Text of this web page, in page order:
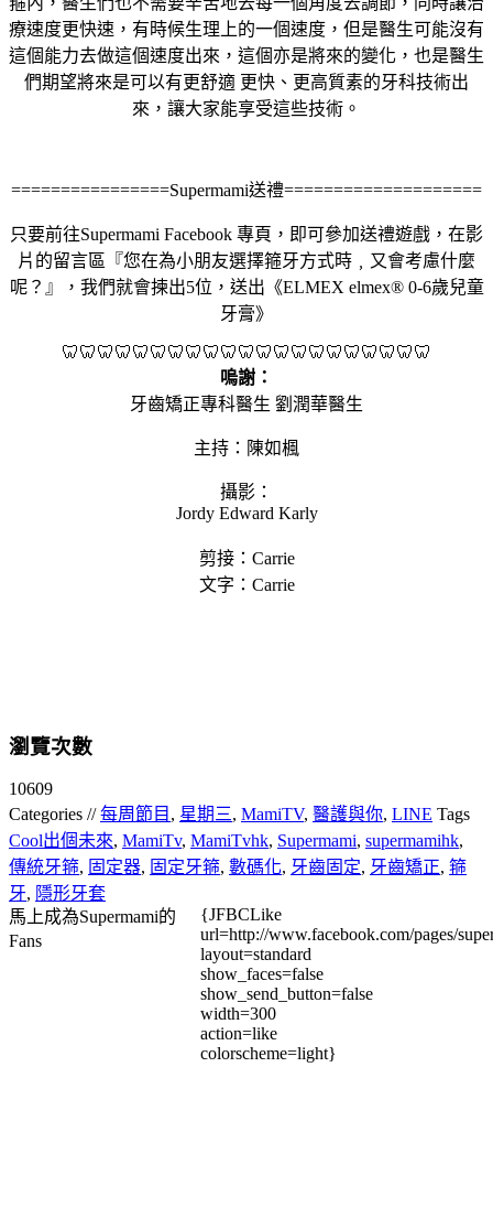
療速度更快速，有時候生理上的一個速度，但是醫生可能沒有
這個能力去做這個速度出來，這個亦是將來的變化，也是醫生
們期望將來是可以有更舒適 更快、更高質素的牙科技術出
來，讓大家能享受這些技術。
================Supermami送禮====================
只要前往Supermami Facebook 專頁，即可參加送禮遊戲，在影
片的留言區『您在為小朋友選擇箍牙方式時﹐又會考慮什麼
呢？』，我們就會揀出5位，送出《ELMEX elmex® 0-6歲兒童
牙膏》
🦷🦷🦷🦷🦷🦷🦷🦷🦷🦷🦷🦷🦷🦷🦷🦷🦷🦷🦷🦷🦷
嗚謝：
牙齒矯正專科醫生 劉潤華醫生
主持：陳如楓
攝影：
Jordy Edward Karly
剪接：Carrie
文字：Carrie
瀏覽次數
10609
Categories //每周節目 , 星期三, MamiTV, 醫護與你, LINE Tags
Cool出個未來, MamiTv, MamiTvhk, Supermami, supermamihk,
傳統牙箍, 固定器, 固定牙箍, 數碼化, 牙齒固定, 牙齒矯正, 箍
牙, 隱形牙套
馬上成為Supermami的
Fans
{JFBCLike
url=http://www.facebook.com/pages/
layout=standard
show_faces=false
show_send_button=false
width=300
action=like
colorscheme=light}